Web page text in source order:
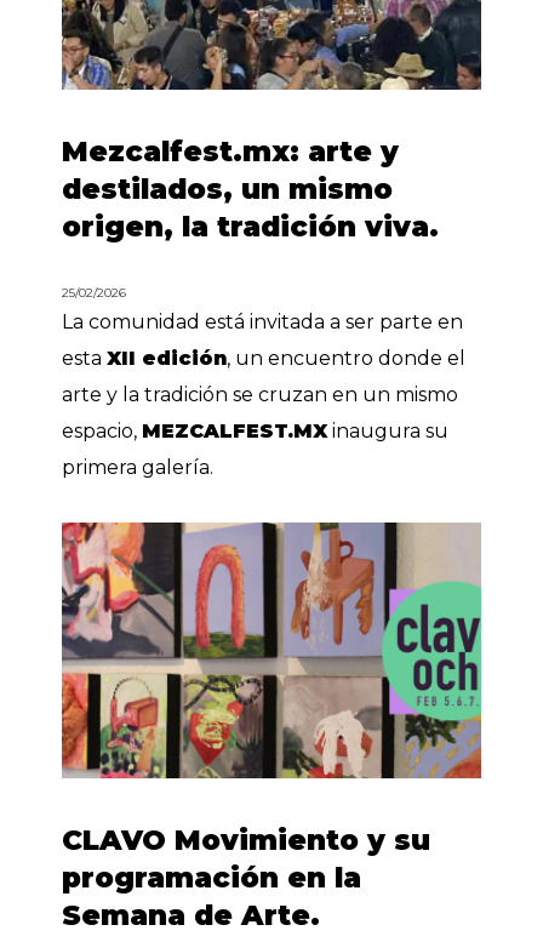
Mezcalfest.mx: arte y
destilados, un mismo
origen, la tradición viva.
25/02/2026
La comunidad está invitada a ser parte en
estaXII edición, un encuentro donde el
arte y la tradición se cruzan en un mismo
espacio, MEZCALFEST.MXinaugura su
primera galería.
CLAVO Movimiento y su
programación en la
Semana de Arte.